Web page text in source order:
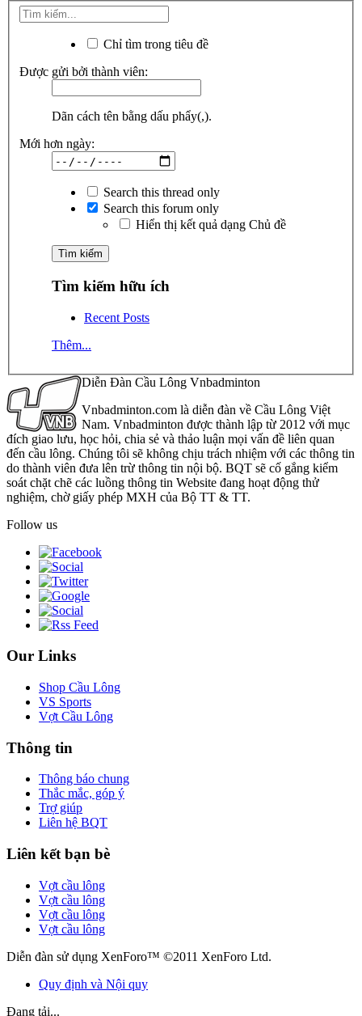
Chỉ tìm trong tiêu đề
Được gửi bởi thành viên:
Dãn cách tên bằng dấu phẩy(,).
Mới hơn ngày:
Search this thread only
Search this forum only
Hiển thị kết quả dạng Chủ đề
Tìm kiếm hữu ích
Recent Posts
Thêm...
Diễn Đàn Cầu Lông Vnbadminton
Vnbadminton.com là diễn đàn về Cầu Lông Việt
Nam. Vnbadminton được thành lập từ 2012 với mục
đích giao lưu, học hỏi, chia sẻ và thảo luận mọi vấn đề liên quan
đến cầu lông. Chúng tôi sẽ không chịu trách nhiệm với các thông tin
do thành viên đưa lên trừ thông tin nội bộ. BQT sẽ cố gắng kiểm
soát chặt chẽ các luồng thông tin Website đang hoạt động thử
nghiệm, chờ giấy phép MXH của Bộ TT & TT.
Follow us
Our Links
Shop Cầu Lông
VS Sports
Vợt Cầu Lông
Thông tin
Thông báo chung
Thắc mắc, góp ý
Trợ giúp
Liên hệ BQT
Liên kết bạn bè
Vợt cầu lông
Vợt cầu lông
Vợt cầu lông
Vợt cầu lông
Diễn đàn sử dụng XenForo™ ©2011 XenForo Ltd.
Quy định và Nội quy
Đang tải...